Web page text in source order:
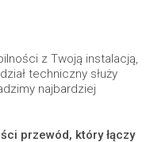
z Twoją instalacją,
techniczny służy
najbardziej
przewód, który łączy